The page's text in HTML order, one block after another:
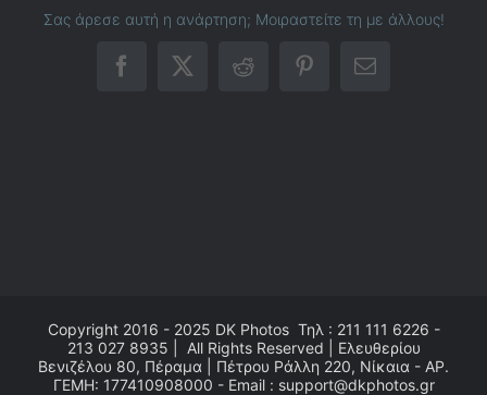
Σας άρεσε αυτή η ανάρτηση; Μοιραστείτε τη με άλλους!
Facebook
X RedditPinterestEmail
Copyright 2016 - 2025 DK PhotosΤηλ : 211 111 6226 -
213 027 8935 | All Rights Reserved | Ελευθερίου
Βενιζέλου 80, Πέραμα | Πέτρου Ράλλη 220, Νίκαια - ΑΡ.
ΓΕΜΗ: 177410908000 - Email : support@dkphotos.gr